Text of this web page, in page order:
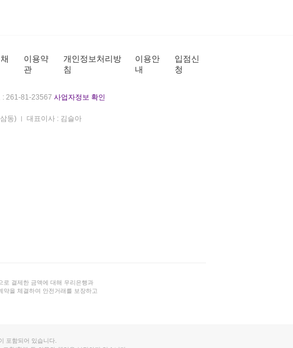
이용약
관
개인정보처리방
침
이용안
내
입점신
청
: 261-81-23567 사업자정보 확인
동)
대표이사 : 김슬아
로 결제한 금액에 대해 우리은행과
약을 체결하여 안전거래를 보장하고
포함되어 있습니다.